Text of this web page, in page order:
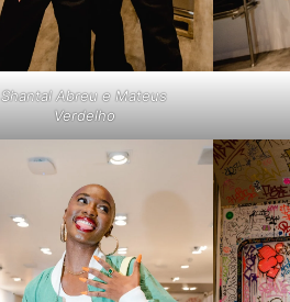
Shantal Abreu e Mateus
Verdelho